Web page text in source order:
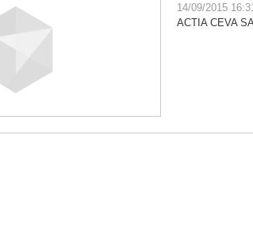
14/09/2015
ACTIA CEVA